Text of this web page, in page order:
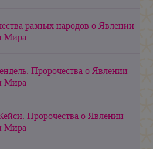
разных народов о Явлении
Мира
Пророчества о Явлении
Мира
Пророчества о Явлении
Мира